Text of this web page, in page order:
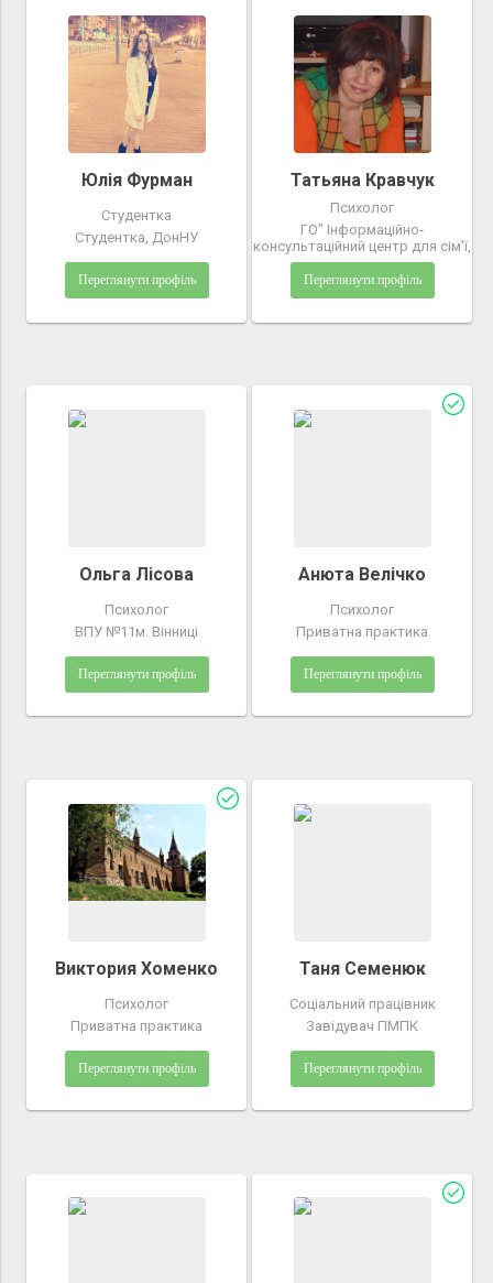
Юлія Фурман
Студентка
Студентка, ДонНУ
Переглянути профіль
Татьяна Кравчук
Психолог
ГО" Інформаційно-
консультаційний центр для сім'ї,
Переглянути профіль
Ольга Лісова
Психолог
ВПУ №11м. Вінниці
Переглянути профіль
Анюта Велічко
Психолог
Приватна практика
Переглянути профіль
Виктория Хоменко
Психолог
Приватна практика
Переглянути профіль
Таня Семенюк
Соціальний працівник
Завідувач ПМПК
Переглянути профіль